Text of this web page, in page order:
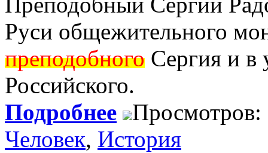
Руси общежительного
преподобного Сергия и в
Российского.
Подробнее
Просмотров:
Человек, История